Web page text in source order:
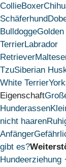
CollieBoxer
Schäferhund
Bulldogge
TerrierLabrador
Retriever
TzuSiberian
White Terrier
Eigenschaft
Hunderassen
nicht haaren
Anfänger
gibt es?
Hundeerziehung ·